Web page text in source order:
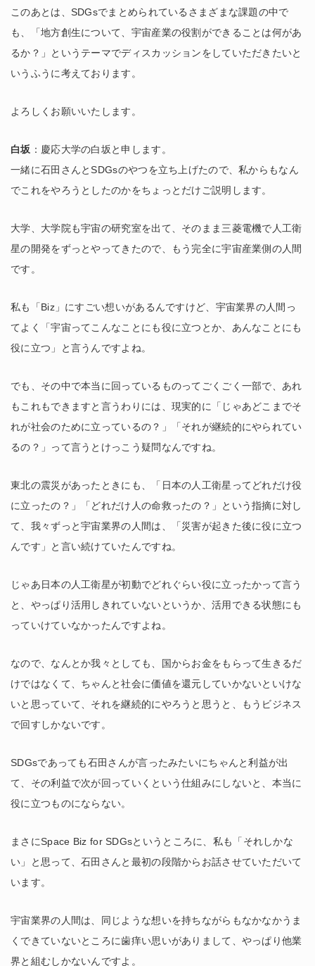
このあとは、SDGsでまとめられているさまざまな課題の中で
も、「地方創生について、宇宙産業の役割ができることは何があ
るか？」というテーマでディスカッションをしていただきたいと
いうふうに考えております。
よろしくお願いいたします。
白坂 ：慶応大学の白坂と申します。
一緒に石田さんとSDGsのやつを立ち上げたので、私からもなん
でこれをやろうとしたのかをちょっとだけご説明します。
大学、大学院も宇宙の研究室を出て、そのまま三菱電機で人工衛
星の開発をずっとやってきたので、もう完全に宇宙産業側の人間
です。
私も「Biz」にすごい想いがあるんですけど、宇宙業界の人間っ
てよく「宇宙ってこんなことにも役に立つとか、あんなことにも
役に立つ」と言うんですよね。
でも、その中で本当に回っているものってごくごく一部で、あれ
もこれもできますと言うわりには、現実的に「じゃあどこまでそ
れが社会のために立っているの？」「それが継続的にやられてい
るの？」って言うとけっこう疑問なんですね。
東北の震災があったときにも、「日本の人工衛星ってどれだけ役
に立ったの？」「どれだけ人の命救ったの？」という指摘に対し
て、我々ずっと宇宙業界の人間は、「災害が起きた後に役に立つ
んです」と言い続けていたんですね。
じゃあ日本の人工衛星が初動でどれぐらい役に立ったかって言う
と、やっぱり活用しきれていないというか、活用できる状態にも
っていけていなかったんですよね。
なので、なんとか我々としても、国からお金をもらって生きるだ
けではなくて、ちゃんと社会に価値を還元していかないといけな
いと思っていて、それを継続的にやろうと思うと、もうビジネス
で回すしかないです。
SDGsであっても石田さんが言ったみたいにちゃんと利益が出
て、その利益で次が回っていくという仕組みにしないと、本当に
役に立つものにならない。
まさにSpace Biz for SDGsというところに、私も「それしかな
い」と思って、石田さんと最初の段階からお話させていただいて
います。
宇宙業界の人間は、同じような想いを持ちながらもなかなかうま
くできていないところに歯痒い思いがありまして、やっぱり他業
界と組むしかないんですよ。